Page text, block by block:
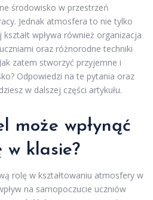
środowisko w przestrzeń
Jednak atmosfera to nie tylko
kształt wpływa również organizacja
oraz różnorodne techniki
zatem stworzyć przyjemne i
Odpowiedzi na te pytania oraz
w dalszej części artykułu.
może wpłynąć
w klasie?
rolę w kształtowaniu atmosfery w
na samopoczucie uczniów